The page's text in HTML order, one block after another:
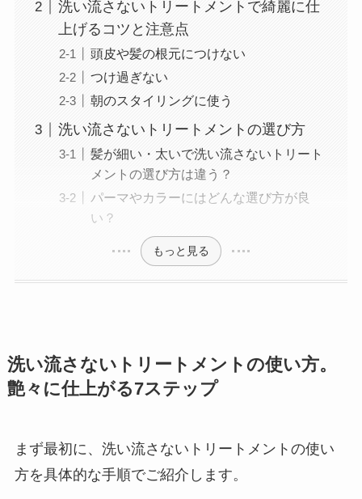
洗い流さないトリートメントで綺麗に仕
上げるコツと注意点
頭皮や髪の根元につけない
つけ過ぎない
朝のスタイリングに使う
洗い流さないトリートメントの選び方
髪が細い・太いで洗い流さないトリート
メントの選び方は違う？
パーマやカラーにはどんな選び方が良
い？
もっと見る
洗い流さないトリートメントの使い方。
艶々に仕上がる7ステップ
まず最初に、洗い流さないトリートメントの使い
方を具体的な手順でご紹介します。